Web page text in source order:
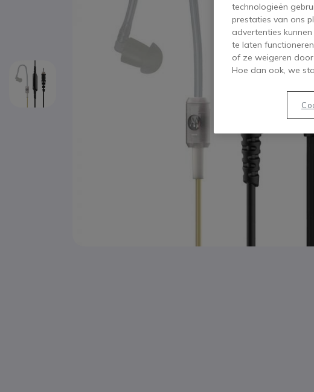
technologieën
prestaties van ons
advertenties
te laten
of ze weigeren
Hoe dan ook, we